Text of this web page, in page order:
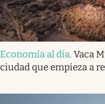
Economía al día. Vaca
ciudad que empieza a